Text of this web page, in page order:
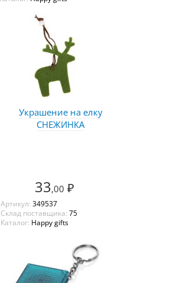
Украшение на елку
СНЕЖИНКА
33,00 ₽
Артикул: 349537
Склад поставщика: 75
Каталог: Happy gifts